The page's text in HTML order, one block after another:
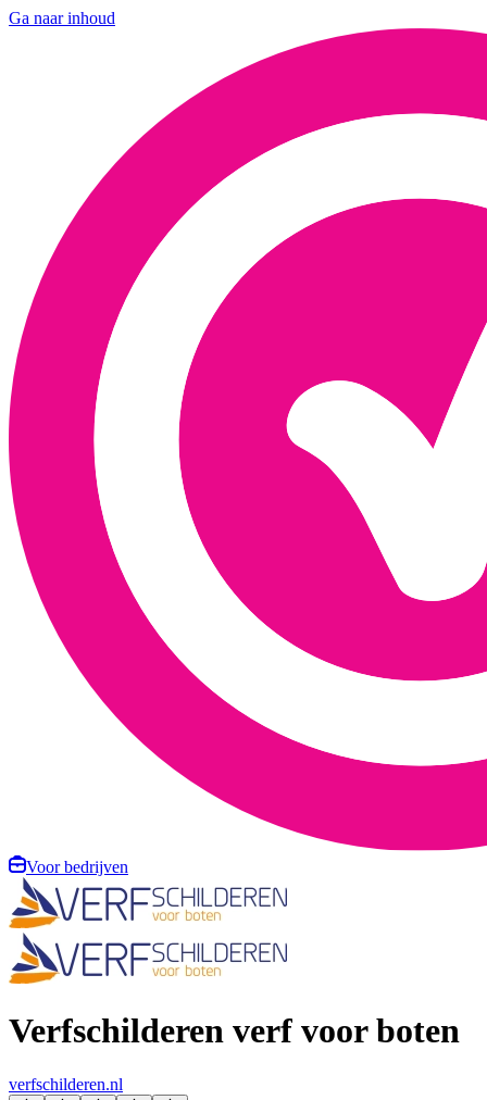
Ga naar inhoud
Voor bedrijven
Verfschilderen verf voor boten
verfschilderen.nl